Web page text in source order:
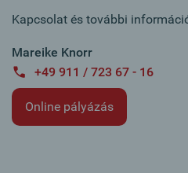
Kapcsolat és további
Mareike Knorr
+49 911 / 723 67 - 16
Online pályázás